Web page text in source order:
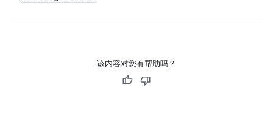
该内容对您有帮助吗？